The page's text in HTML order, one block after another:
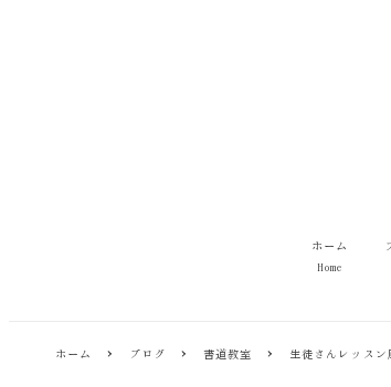
ホーム
Home
ホーム ブログ 書道教室 生徒さんレッスン